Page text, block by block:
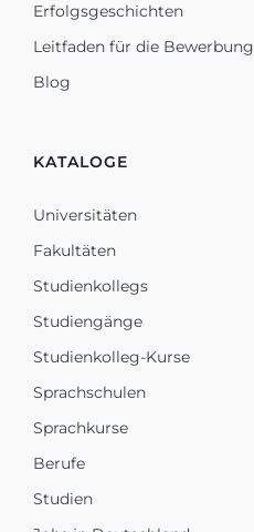
Erfolgsgeschichten
Leitfaden für die Bewerbung
Blog
KATALOGE
Universitäten
Fakultäten
Studienkollegs
Studiengänge
Studienkolleg-Kurse
Sprachschulen
Sprachkurse
Berufe
Studien